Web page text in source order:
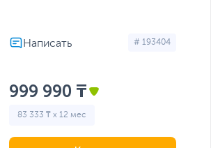
# 193404
999 990 ₸
83 333 ₸ x 12 мес